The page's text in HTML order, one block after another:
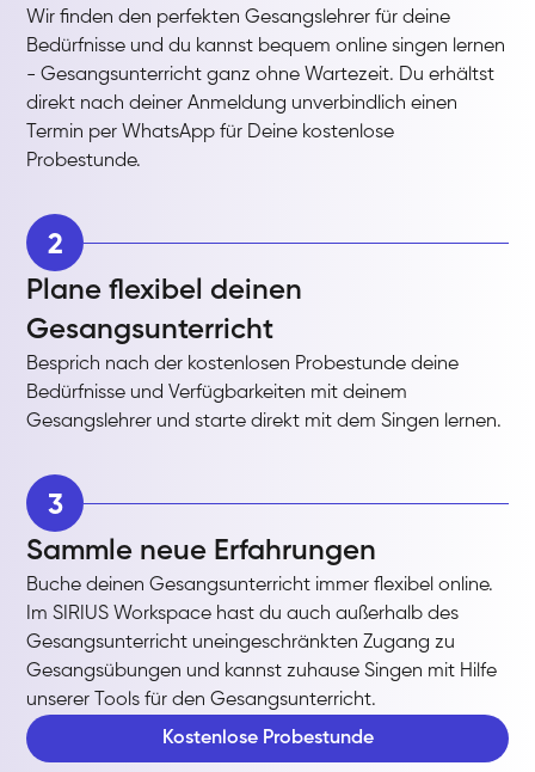
Wir finden den perfekten Gesangslehrer für deine
Bedürfnisse und du kannst bequem online singen lernen
- Gesangsunterricht ganz ohne Wartezeit. Du erhältst
direkt nach deiner Anmeldung unverbindlich einen
Termin per WhatsApp für Deine kostenlose
Probestunde.
2
Plane flexibel deinen
Gesangsunterricht
Besprich nach der kostenlosen Probestunde deine
Bedürfnisse und Verfügbarkeiten mit deinem
Gesangslehrer und starte direkt mit dem Singen lernen.
3
Sammle neue Erfahrungen
Buche deinen Gesangsunterricht immer flexibel online.
Im SIRIUS Workspace hast du auch außerhalb des
Gesangsunterricht uneingeschränkten Zugang zu
Gesangsübungen und kannst zuhause Singen mit Hilfe
unserer Tools für den Gesangsunterricht.
Kostenlose Probestunde